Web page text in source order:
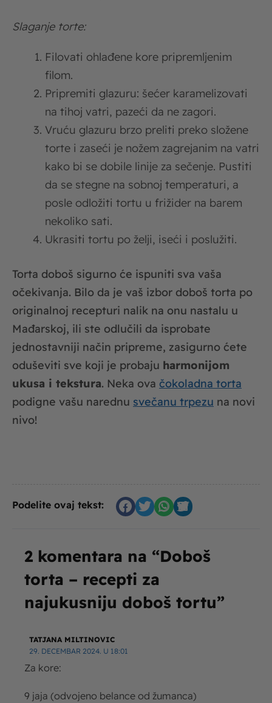
Slaganje torte:
Filovati ohlađene kore pripremljenim
filom.
Pripremiti glazuru: šećer karamelizovati
na tihoj vatri, pazeći da ne zagori.
Vruću glazuru brzo preliti preko složene
torte i zaseći je nožem zagrejanim na vatri
kako bi se dobile linije za sečenje. Pustiti
da se stegne na sobnoj temperaturi, a
posle odložiti tortu u frižider na barem
nekoliko sati.
Ukrasiti tortu po želji, iseći i poslužiti.
Torta doboš sigurno će ispuniti sva vaša
očekivanja. Bilo da je vaš izbor doboš torta po
originalnoj recepturi nalik na onu nastalu u
Mađarskoj, ili ste odlučili da isprobate
jednostavniji način pripreme, zasigurno ćete
oduševiti sve koji je probaju harmonijom
ukusa i tekstura. Neka ova čokoladna torta
podigne vašu narednu svečanu trpezu na novi
nivo!
Podelite ovaj tekst:
2 komentara na “Doboš
torta – recepti za
najukusniju doboš tortu”
TATJANA MILTINOVIC
29. DECEMBAR 2024. U 18:01
Za kore:
9 jaja (odvojeno belance od žumanca)